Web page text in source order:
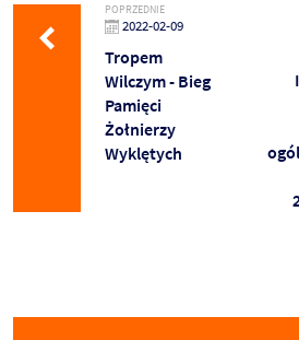
POPRZEDNIE
2022-02-09
Tropem
Wilczym - Bieg
Pamięci
Żołnierzy
Wyklętych